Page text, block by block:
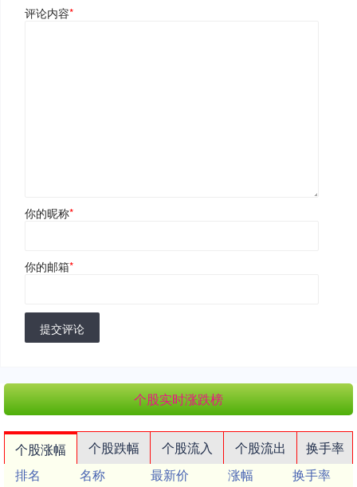
评论内容*
你的昵称*
你的邮箱*
提交评论
个股实时涨跌榜
个股涨幅 个股跌幅 个股流入 个股流出
换手率
排名
名称 最新价 涨幅
换手率